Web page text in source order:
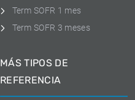
Term SOFR 1 mes
Term SOFR 3 meses
MÁS TIPOS DE
REFERENCIA